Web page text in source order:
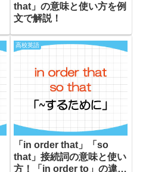
that」の意味と使い方を例
文で解説！
高校英語
「in order that」「so
that」接続詞の意味と使い
方！「in order to」の違い